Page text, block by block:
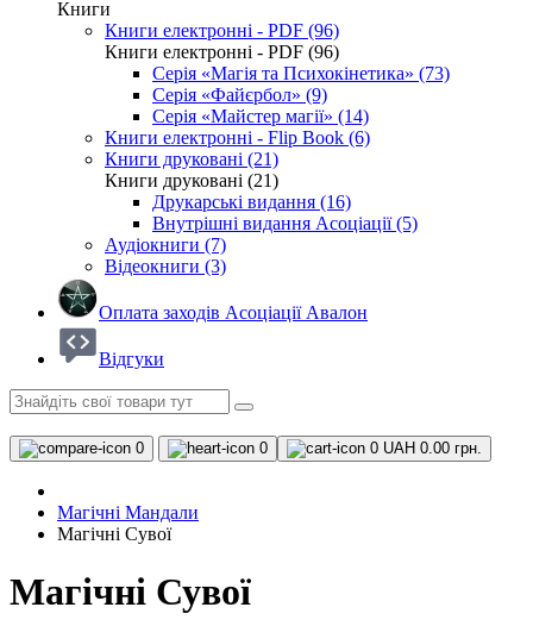
Книги
Книги електронні - PDF (96)
Книги електронні - PDF (96)
Серія «Магія та Психокінетика» (73)
Серія «Файєрбол» (9)
Серія «Майстер магії» (14)
Книги електронні - Flip Book (6)
Книги друковані (21)
Книги друковані (21)
Друкарські видання (16)
Внутрішні видання Асоціації (5)
Аудіокниги (7)
Відеокниги (3)
Оплата заходів Асоціації Авалон
Відгуки
0 0 0 UAH 0.00 грн.
Магічні Мандали
Магічні Сувої
Магічні Сувої